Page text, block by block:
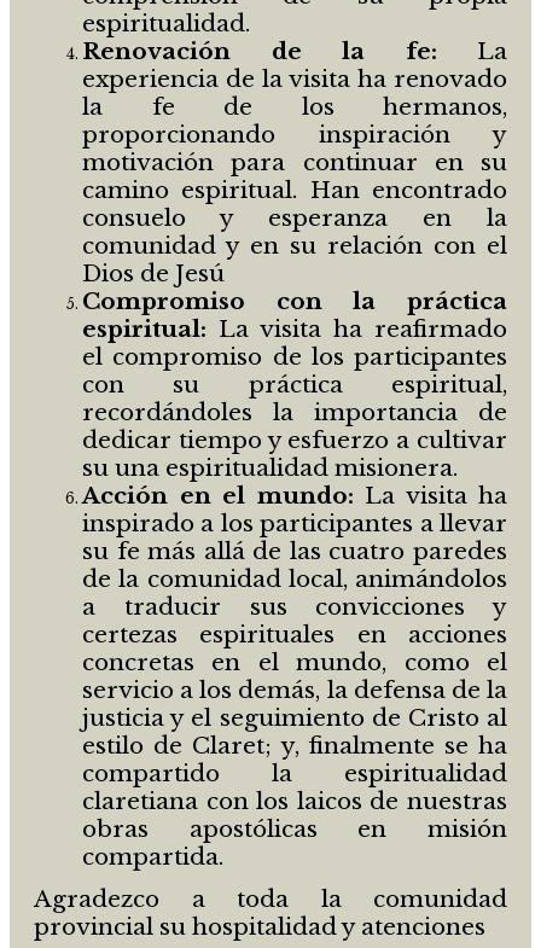
espiritualidad.
Renovación de la fe: La
experiencia de la visita ha renovado
la fe de los hermanos,
proporcionando inspiración y
motivación para continuar en su
camino espiritual. Han encontrado
consuelo y esperanza en la
comunidad y en su relación con el
Dios de Jesú
Compromiso con la práctica
espiritual: La visita ha reafirmado
el compromiso de los participantes
con su práctica espiritual,
recordándoles la importancia de
dedicar tiempo y esfuerzo a cultivar
su una espiritualidad misionera.
Acción en el mundo: La visita ha
inspirado a los participantes a llevar
su fe más allá de las cuatro paredes
de la comunidad local, animándolos
a traducir sus convicciones y
certezas espirituales en acciones
concretas en el mundo, como el
servicio a los demás, la defensa de la
justicia y el seguimiento de Cristo al
estilo de Claret; y, finalmente se ha
compartido la espiritualidad
claretiana con los laicos de nuestras
obras apostólicas en misión
compartida.
Agradezco a toda la comunidad
provincial su hospitalidad y atenciones